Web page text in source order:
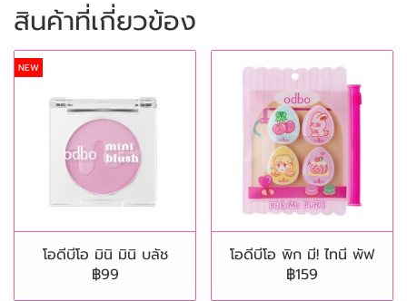
สินค้าที่เกี่ยวข้อง
NEW
โอดีบีโอ มินิ มินิ บลัช
฿99
โอดีบีโอ พิก มี! ไทนี พัฟ
฿159